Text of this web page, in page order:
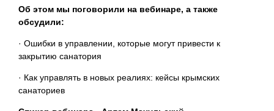
Об этом мы поговорили на вебинаре, а также
обсудили:
· Ошибки в управлении, которые могут привести к
закрытию санатория
· Как управлять в новых реалиях: кейсы крымских
санаториев